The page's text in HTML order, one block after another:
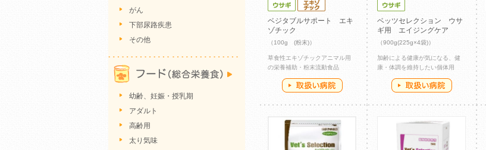
ベジタブルサポート エキ
ゾチック
（100g (粉末)）
草食性エキゾチックアニマル用
の栄養補助・粉末流動食品
ベッツセレクション ウサ
ギ用 エイジングケア
（900g(225g×4袋)）
加齢による健康が気になる、健
康・体調を維持したい個体用
がん
下部尿路疾患
その他
幼齢、妊娠・授乳期
アダルト
高齢用
太り気味